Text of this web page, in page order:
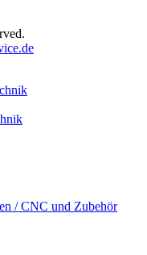
/ CNC und Zubehör